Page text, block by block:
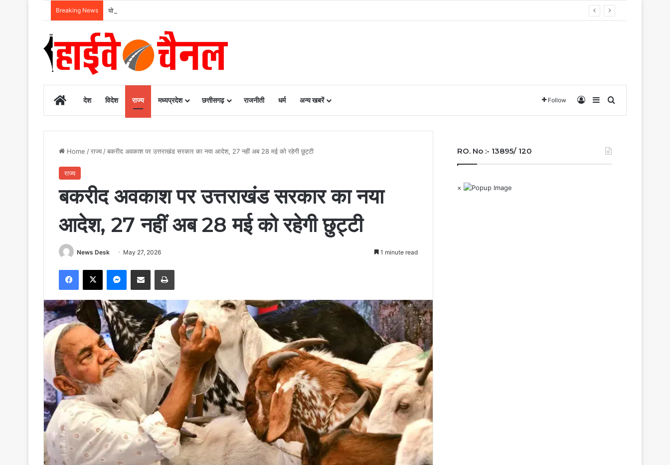
Breaking News योजना, आर्थिक एवं सांख्यिकी विभाग और आईआईएम रायपुर के बीच एमओयू सुशासन, नीति निर्माण और साक्ष्य-आधारित निर्णय प्रणाली को मिलेगा बढ़ावा….
Homeदेश विदेश राज्य मध्यप्रदेश छत्तीसगढ़ राजनीती धर्म अन्य खबरें Follow Log InSidebar
Home /राज्य /बकरीद अवकाश पर उत्तराखंड सरकार का नया आदेश, 27 नहीं अब 28 मई को रहेगी छुट्टी
राज्य
बकरीद अवकाश पर उत्तराखंड सरकार का नया
आदेश, 27 नहीं अब 28 मई को रहेगी छुट्टी
News Desk May 27, 2026 1 minute read
Facebook
X Messenger
Share via Email Print
RO. No :- 13895/ 120
×